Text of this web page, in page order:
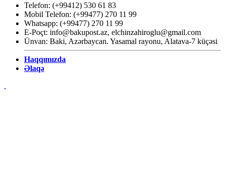
Telefon: (+99412) 530 61 83
Mobil Telefon: (+99477) 270 11 99
Whatsapp: (+99477) 270 11 99
E-Poçt: info@bakupost.az, elchinzahiroglu@gmail.com
Ünvan: Baki, Azərbaycan. Yasamal rayonu, Alatava-7 küçəsi
Haqqımızda
Əlaqə